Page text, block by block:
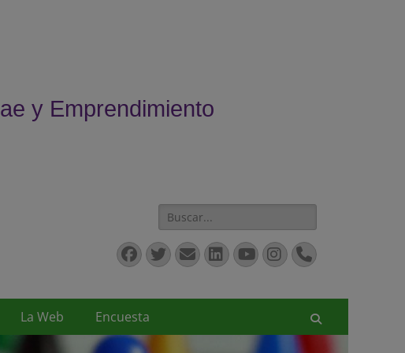
y Emprendimiento
Facebook
Twitter
Correo
electrónico
LinkedIn
YouTube
Instagram
Teléfono
La Web Encuesta